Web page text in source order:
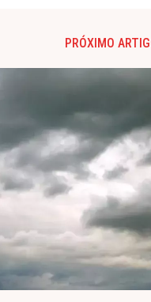
PRÓXIMO